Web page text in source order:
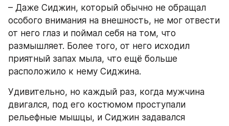
– Даже Сиджин, который обычно не обращал
особого внимания на внешность, не мог отвести
от него глаз и поймал себя на том, что
размышляет. Более того, от него исходил
приятный запах мыла, что ещё больше
расположило к нему Сиджина.
Удивительно, но каждый раз, когда мужчина
двигался, под его костюмом проступали
рельефные мышцы, и Сиджин задавался